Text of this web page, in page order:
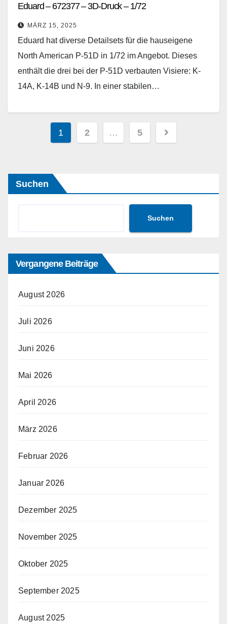
Eduard – 672377 – 3D-Druck – 1/72
MÄRZ 15, 2025
Eduard hat diverse Detailsets für die hauseigene
North American P-51D in 1/72 im Angebot. Dieses
enthält die drei bei der P-51D verbauten Visiere: K-
14A, K-14B und N-9. In einer stabilen…
Seitennummerierung
der
1 2 … 5
Suchen
Suchen
Vergangene Beiträge
August 2026
Juli 2026
Juni 2026
Mai 2026
April 2026
März 2026
Februar 2026
Januar 2026
Dezember 2025
November 2025
Oktober 2025
September 2025
August 2025